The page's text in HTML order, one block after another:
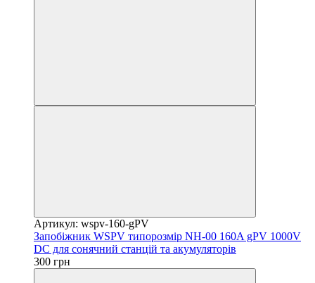
Артикул: wspv-160-gPV
Запобіжник WSPV типорозмір NH-00 160A gPV 1000V
DC для сонячний станцій та акумуляторів
300 грн